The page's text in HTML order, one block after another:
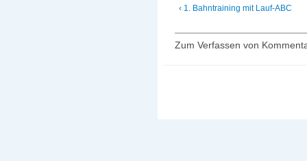
‹ 1. Bahntraining mit Lauf-ABC
Zum Verfassen von